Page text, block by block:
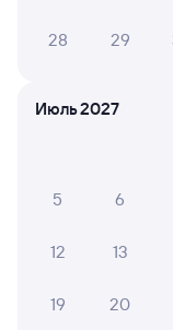
28 29
Июль 2027
5 6
12 13
19 20